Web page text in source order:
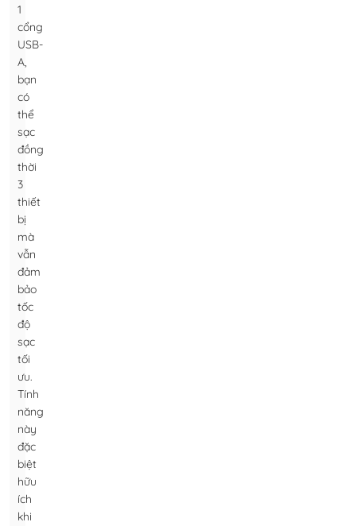
1
cổng
USB-
A,
bạn
có
thể
sạc
đồng
thời
3
thiết
bị
mà
vẫn
đảm
bảo
tốc
độ
sạc
tối
ưu.
Tính
năng
này
đặc
biệt
hữu
ích
khi